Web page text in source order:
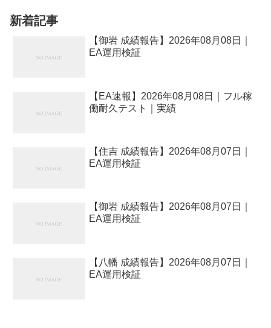
新着記事
【御岩 成績報告】2026年08月08日｜
EA運用検証
【EA速報】2026年08月08日｜フル稼
働耐久テスト｜実績
【住吉 成績報告】2026年08月07日｜
EA運用検証
【御岩 成績報告】2026年08月07日｜
EA運用検証
【八幡 成績報告】2026年08月07日｜
EA運用検証